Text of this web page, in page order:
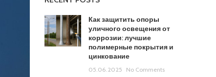
Как защитить опоры
уличного освещения от
коррозии: лучшие
полимерные покрытия и
цинкование
05.06.2025 No Comments